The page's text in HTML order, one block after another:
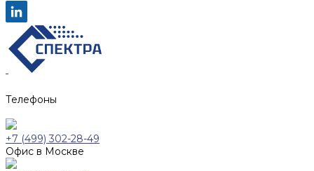
Телефоны
+7 (499) 302-28-49
Офис в Москве